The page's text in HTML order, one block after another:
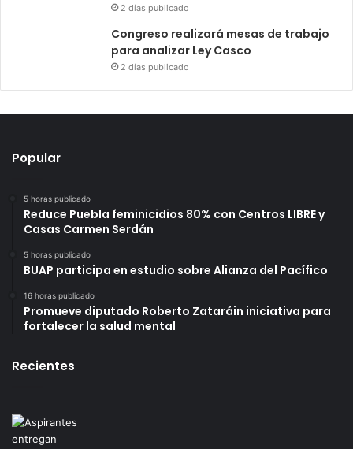
2 días publicado
Congreso realizará mesas de trabajo
para analizar Ley Casco
2 días publicado
Popular
5 horas publicado
Reduce Puebla feminicidios 80% con Centros LIBRE y
Casas Carmen Serdán
5 horas publicado
BUAP participa en estudio sobre Alianza del Pacífico
16 horas publicado
Promueve diputado Roberto Zataráin iniciativa para
fortalecer la salud mental
Recientes